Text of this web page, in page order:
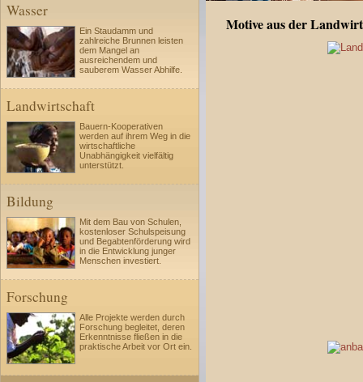
Wasser
Ein Staudamm und
zahlreiche Brunnen leisten
dem Mangel an
ausreichendem und
sauberem Wasser Abhilfe.
Landwirtschaft
Bauern-Kooperativen
werden auf ihrem Weg in die
wirtschaftliche
Unabhängigkeit vielfältig
unterstützt.
Bildung
Mit dem Bau von Schulen,
kostenloser Schulspeisung
und Begabtenförderung wird
in die Entwicklung junger
Menschen investiert.
Forschung
Alle Projekte werden durch
Forschung begleitet, deren
Erkenntnisse fließen in die
praktische Arbeit vor Ort ein.
Motive aus der